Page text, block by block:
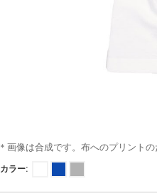
＊画像は合成です。布へのプリント
カラー: